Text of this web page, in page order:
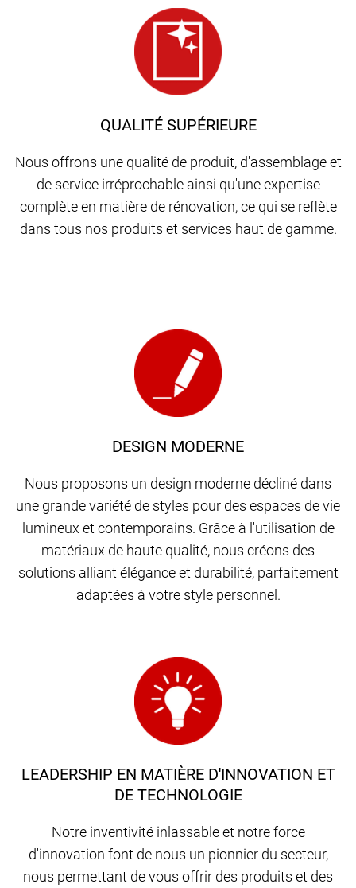
QUALITÉ SUPÉRIEURE
Nous offrons une qualité de produit, d'assemblage et
de service irréprochable ainsi qu'une expertise
complète en matière de rénovation, ce qui se reflète
dans tous nos produits et services haut de gamme.
DESIGN MODERNE
Nous proposons un design moderne décliné dans
une grande variété de styles pour des espaces de vie
lumineux et contemporains. Grâce à l'utilisation de
matériaux de haute qualité, nous créons des
solutions alliant élégance et durabilité, parfaitement
adaptées à votre style personnel.
LEADERSHIP EN MATIÈRE D'INNOVATION ET
DE TECHNOLOGIE
Notre inventivité inlassable et notre force
d'innovation font de nous un pionnier du secteur,
nous permettant de vous offrir des produits et des